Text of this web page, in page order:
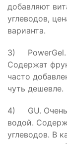
добавляют
углеводов,
варианта.
3) PowerGel.
Содержат
часто
чуть дешевле.
4) GU. Очень
водой.
углеводов. В